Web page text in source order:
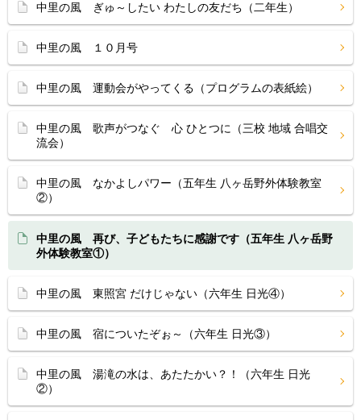
中里の風 ぎゅ～したい わたしの友だち（二年生）
中里の風 １０月号
中里の風 運動会がやってくる（プログラムの表紙絵）
中里の風 歌声がつなぐ 心 ひとつに（三校 地域 合唱交
流会）
中里の風 なかよしパワー（五年生 八ヶ岳野外体験教室
②）
中里の風 再び、子どもたちに感謝です（五年生 八ヶ岳野
外体験教室①）
中里の風 東照宮 だけじゃない（六年生 日光④）
中里の風 宿についたぞぉ～（六年生 日光③）
中里の風 湯滝の水は、あたたかい？！（六年生 日光
②）